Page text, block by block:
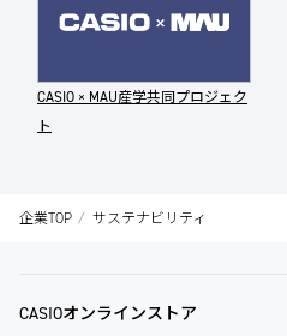
CASIO × MAU産学共同プロジェク
ト
企業TOP サステナビリティ
CASIOオンラインストア